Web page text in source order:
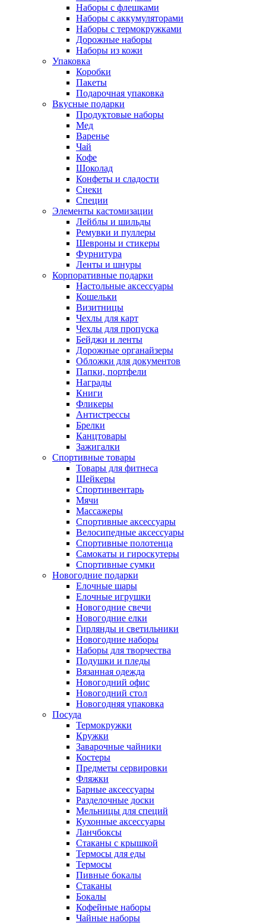
Наборы с флешками
Наборы с аккумуляторами
Наборы с термокружками
Дорожные наборы
Наборы из кожи
Упаковка
Коробки
Пакеты
Подарочная упаковка
Вкусные подарки
Продуктовые наборы
Мед
Варенье
Чай
Кофе
Шоколад
Конфеты и сладости
Снеки
Специи
Элементы кастомизации
Лейблы и шильды
Ремувки и пуллеры
Шевроны и стикеры
Фурнитура
Ленты и шнуры
Корпоративные подарки
Настольные аксессуары
Кошельки
Визитницы
Чехлы для карт
Чехлы для пропуска
Бейджи и ленты
Дорожные органайзеры
Обложки для документов
Папки, портфели
Награды
Книги
Фликеры
Антистрессы
Брелки
Канцтовары
Зажигалки
Спортивные товары
Товары для фитнеса
Шейкеры
Спортинвентарь
Мячи
Массажеры
Спортивные аксессуары
Велосипедные аксессуары
Спортивные полотенца
Самокаты и гироскутеры
Спортивные сумки
Новогодние подарки
Елочные шары
Елочные игрушки
Новогодние свечи
Новогодние елки
Гирлянды и светильники
Новогодние наборы
Наборы для творчества
Подушки и пледы
Вязанная одежда
Новогодний офис
Новогодний стол
Новогодняя упаковка
Посуда
Термокружки
Кружки
Заварочные чайники
Костеры
Предметы сервировки
Фляжки
Барные аксессуары
Разделочные доски
Мельницы для специй
Кухонные аксессуары
Ланчбоксы
Стаканы с крышкой
Термосы для еды
Термосы
Пивные бокалы
Стаканы
Бокалы
Кофейные наборы
Чайные наборы